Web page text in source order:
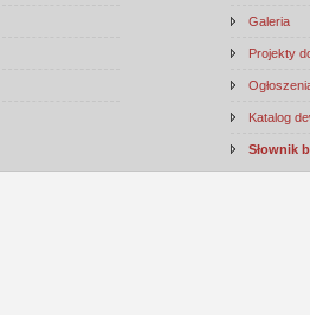
Galeria
Projekty
Katalog
Słownik